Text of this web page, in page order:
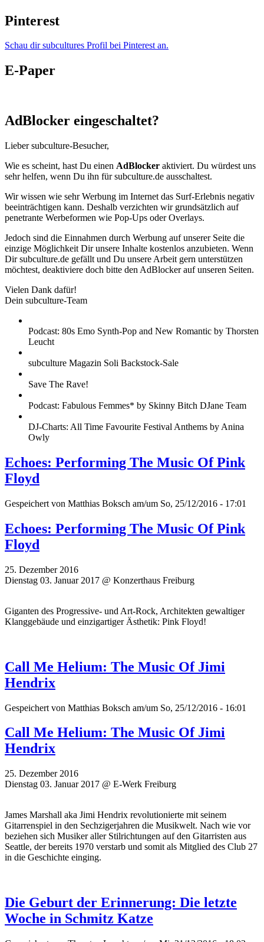
Pinterest
Schau dir subcultures Profil bei Pinterest an.
E-Paper
AdBlocker eingeschaltet?
Lieber subculture-Besucher,
Wie es scheint, hast Du einen AdBlocker aktiviert. Du würdest uns
sehr helfen, wenn Du ihn für subculture.de ausschaltest.
Wir wissen wie sehr Werbung im Internet das Surf-Erlebnis negativ
beeinträchtigen kann. Deshalb verzichten wir grundsätzlich auf
penetrante Werbeformen wie Pop-Ups oder Overlays.
Jedoch sind die Einnahmen durch Werbung auf unserer Seite die
einzige Möglichkeit Dir unsere Inhalte kostenlos anzubieten. Wenn
Dir subculture.de gefällt und Du unsere Arbeit gern unterstützen
möchtest, deaktiviere doch bitte den AdBlocker auf unseren Seiten.
Vielen Dank dafür!
Dein subculture-Team
Podcast: 80s Emo Synth-Pop and New Romantic by Thorsten
Leucht
subculture Magazin Soli Backstock-Sale
Save The Rave!
Podcast: Fabulous Femmes* by Skinny Bitch DJane Team
DJ-Charts: All Time Favourite Festival Anthems by Anina
Owly
Echoes: Performing The Music Of Pink
Floyd
Gespeichert von Matthias Boksch am/um So, 25/12/2016 - 17:01
Echoes: Performing The Music Of Pink
Floyd
25. Dezember 2016
Dienstag 03. Januar 2017 @ Konzerthaus Freiburg
Giganten des Progressive- und Art-Rock, Architekten gewaltiger
Klanggebäude und einzigartiger Ästhetik: Pink Floyd!
Call Me Helium: The Music Of Jimi
Hendrix
Gespeichert von Matthias Boksch am/um So, 25/12/2016 - 16:01
Call Me Helium: The Music Of Jimi
Hendrix
25. Dezember 2016
Dienstag 03. Januar 2017 @ E-Werk Freiburg
James Marshall aka Jimi Hendrix revolutionierte mit seinem
Gitarrenspiel in den Sechzigerjahren die Musikwelt. Nach wie vor
beziehen sich Musiker aller Stilrichtungen auf den Gitarristen aus
Seattle, der bereits 1970 verstarb und somit als Mitglied des Club 27
in die Geschichte einging.
Die Geburt der Erinnerung: Die letzte
Woche in Schmitz Katze